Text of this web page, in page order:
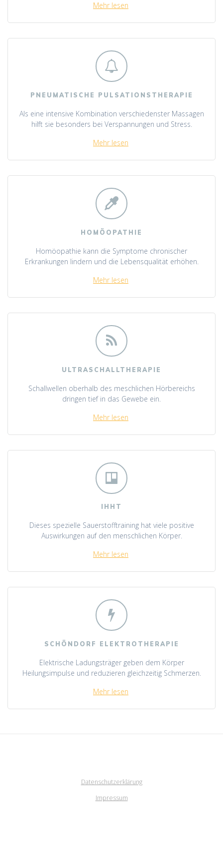
Mehr lesen
PNEUMATISCHE PULSATIONSTHERAPIE
Als eine intensive Kombination verschiedenster Massagen
hilft sie besonders bei Verspannungen und Stress.
Mehr lesen
HOMÖOPATHIE
Homöopathie kann die Symptome chronischer
Erkrankungen lindern und die Lebensqualität erhöhen.
Mehr lesen
ULTRASCHALLTHERAPIE
Schallwellen oberhalb des meschlichen Hörbereichs
dringen tief in das Gewebe ein.
Mehr lesen
IHHT
Dieses spezielle Sauerstofftraining hat viele positive
Auswirkungen auf den menschlichen Körper.
Mehr lesen
SCHÖNDORF ELEKTROTHERAPIE
Elektrische Ladungsträger geben dem Körper
Heilungsimpulse und reduzieren gleichzeitig Schmerzen.
Mehr lesen
Datenschutzerklärung
Impressum